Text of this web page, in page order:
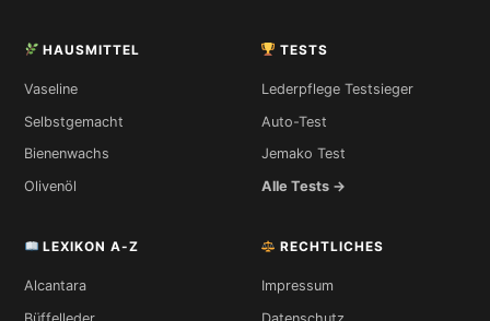
HAUSMITTEL
Vaseline
Selbstgemacht
Bienenwachs
Olivenöl
TESTS
Lederpflege Testsieger
Auto-Test
Jemako Test
Alle Tests →
LEXIKON A-Z
Alcantara
RECHTLICHES
Impressum